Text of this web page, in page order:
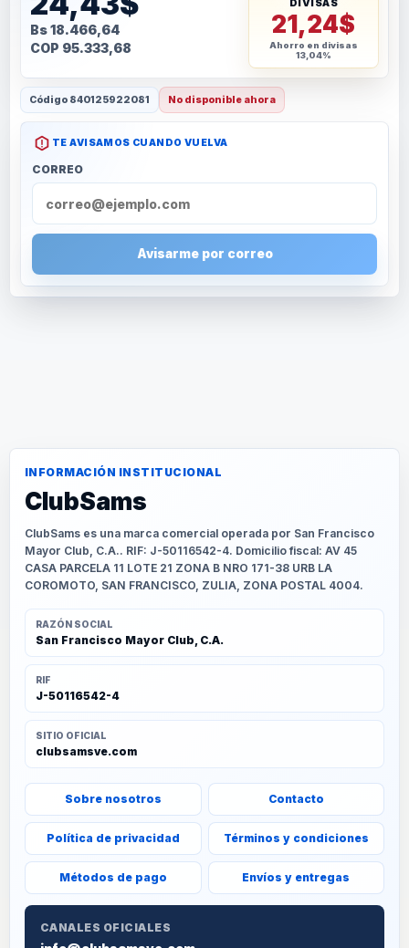
Bs 18.466,64
COP 95.333,68
DIVISAS
21,24$
Ahorro en divisas
13,04%
Código 840125922081 No disponible ahora
TE AVISAMOS CUANDO VUELVA
CORREO
Avisarme por correo
INFORMACIÓN INSTITUCIONAL
ClubSams
ClubSams es una marca comercial operada por San Francisco
Mayor Club, C.A.. RIF: J-50116542-4. Domicilio fiscal: AV 45
CASA PARCELA 11 LOTE 21 ZONA B NRO 171-38 URB LA
COROMOTO, SAN FRANCISCO, ZULIA, ZONA POSTAL 4004.
RAZÓN SOCIAL
San Francisco Mayor Club, C.A.
RIF
J-50116542-4
SITIO OFICIAL
clubsamsve.com
Sobre nosotros Contacto
Política de privacidad Términos y condiciones
Métodos de pago Envíos y entregas
CANALES OFICIALES